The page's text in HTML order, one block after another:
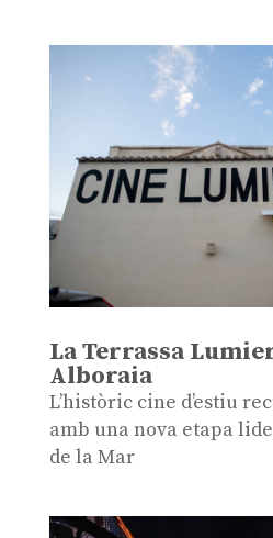
La Terrassa
Alboraia
L’històric cine d’estiu
amb una nova etapa
de la Mar